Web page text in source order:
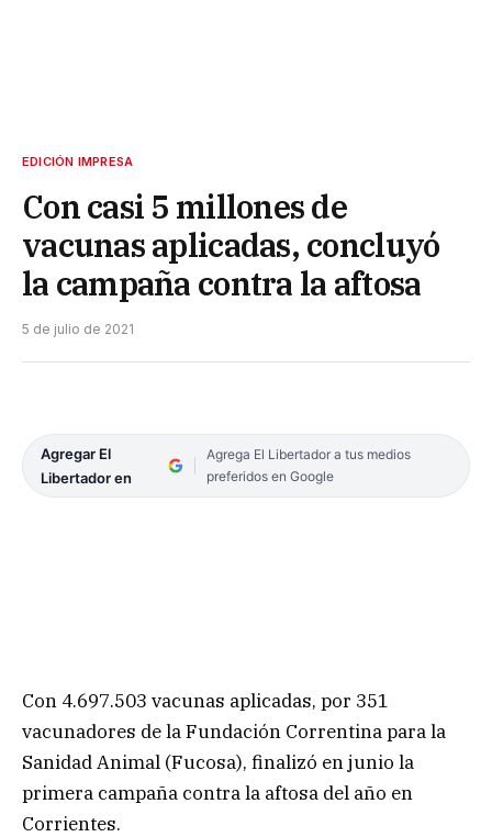
EDICIÓN IMPRESA
Con casi 5 millones de
vacunas aplicadas, concluyó
la campaña contra la aftosa
5 de julio de 2021
Agregar El
Libertador en
Agrega El Libertador a tus medios
preferidos en Google
Con 4.697.503 vacunas aplicadas, por 351
vacunadores de la Fundación Correntina para la
Sanidad Animal (Fucosa), finalizó en junio la
primera campaña contra la aftosa del año en
Corrientes.